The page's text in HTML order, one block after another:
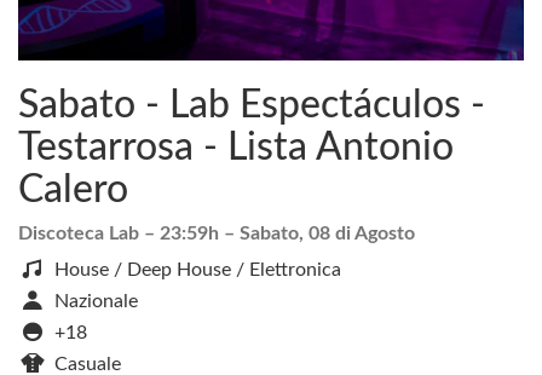
Sabato - Lab Espectáculos -
Testarrosa - Lista Antonio
Calero
Discoteca Lab – 23:59h – Sabato, 08 di Agosto
House / Deep House / Elettronica
Nazionale
+18
Casuale